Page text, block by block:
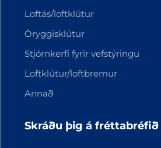
Loftás/loftklútur
Öryggisklútur
Stjórnkerfi fyrir vefstýringu
Loftklútur/loftbremur
Annað
Skráðu þig á